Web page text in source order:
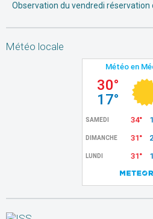
Observation du vendredi réservation
Météo locale